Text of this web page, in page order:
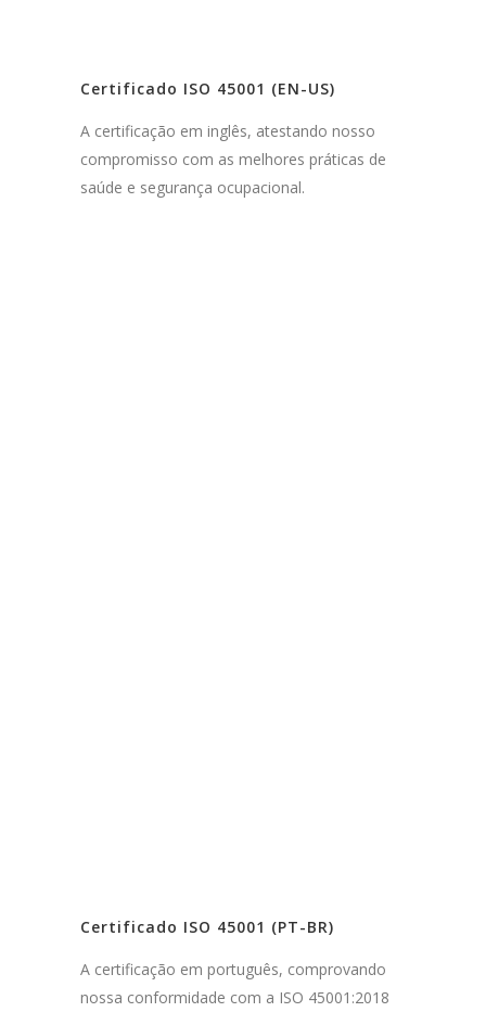
Certificado ISO 45001 (EN-US)
A certificação em inglês, atestando nosso
compromisso com as melhores práticas de
saúde e segurança ocupacional.
Certificado ISO 45001 (PT-BR)
A certificação em português, comprovando
nossa conformidade com a ISO 45001:2018